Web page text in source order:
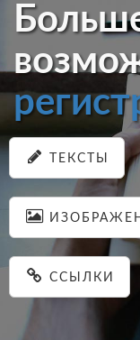
ТЕКСТЫ
ССЫЛКИ